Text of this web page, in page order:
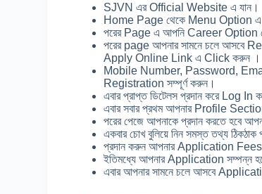
SJVN এর Official Website এ যান।
Home Page থেকে Menu Option এ
পরের Page এ আপনি Career Option
পরের page আপনার সামনে চলে আসবে
Apply Online Link এ Click করুন ।
Mobile Number, Password,
Registration সম্পূর্ণ করুন।
এবার প্রাপ্ত ডিটেলস প্রদান করে Log In
এবার সবার প্রথম আপনার Profile
পরের পেজে আপনাকে প্রদান করতে
একবার চোখ বুলিয়ে নিন সমস্ত তথ্য
প্রদান করুন আপনার Application
ইতিমধ্যে আপনার Application সম্পন্ন
এবার আপনার সামনে চলে আসবে